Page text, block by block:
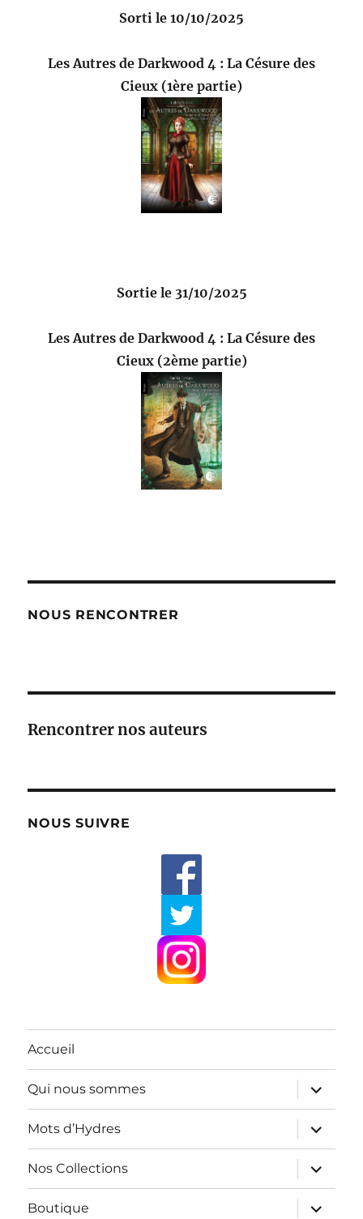
Sorti le 10/10/2025
Les Autres de Darkwood 4 : La Césure des
Cieux (1ère partie)
Sortie le 31/10/2025
Les Autres de Darkwood 4 : La Césure des
Cieux (2ème partie)
NOUS RENCONTRER
Rencontrer nos auteurs
NOUS SUIVRE
Accueil
Qui nous sommes
ouvrir
le
sous-
menu
Mots d’Hydres
ouvrir
le
sous-
menu
Nos Collections
ouvrir
le
sous-
menu
Boutique
ouvrir